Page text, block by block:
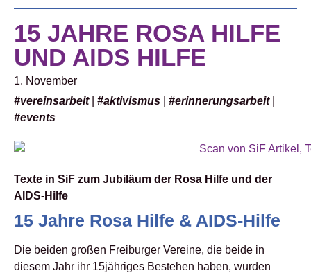
15 JAHRE ROSA HILFE
UND AIDS HILFE
1. November
#vereinsarbeit| #aktivismus #erinnerungsarbeit|
#events
Texte in SiF zum Jubiläum der Rosa Hilfe und der
AIDS-Hilfe
15 Jahre Rosa Hilfe & AIDS-Hilfe
Die beiden großen Freiburger Vereine, die beide in
diesem Jahr ihr 15jähriges Bestehen haben, wurden